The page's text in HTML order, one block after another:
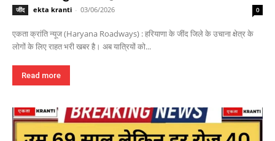
जींद ekta kranti - 03/06/2026 0
एकता क्रांति न्यूज (Haryana Roadways) : हरियाणा के जींद जिले के उचाना क्षेत्र के
लोगों के लिए राहत भरी खबर है। अब यात्रियों को...
Read more